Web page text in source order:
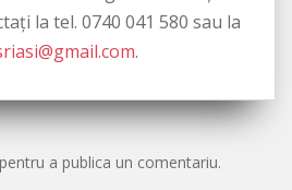
la tel. 0740 041 580 sau la
.
pentru a publica un comentariu.